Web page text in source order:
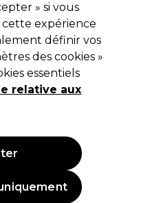
Seamless
» si vous
expérience
définir vos
des cookies »
essentiels
relative aux